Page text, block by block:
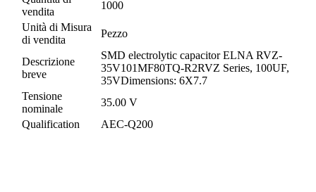
vendita
1000
Unità di Misura
di vendita
Pezzo
Descrizione
breve
SMD electrolytic capacitor ELNA RVZ-
35V101MF80TQ-R2RVZ Series, 100UF,
35VDimensions: 6X7.7
Tensione
nominale
35.00 V
Qualification
AEC-Q200